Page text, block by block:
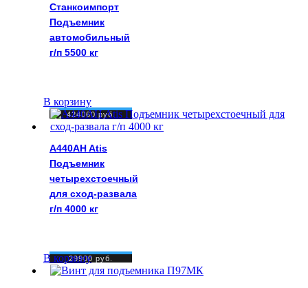
Станкоимпорт
Подъемник
автомобильный
г/п 5500 кг
В корзину
A440AH Atis
Подъемник
четырехстоечный
для сход-развала
г/п 4000 кг
424060руб.
В корзину
29900 руб.